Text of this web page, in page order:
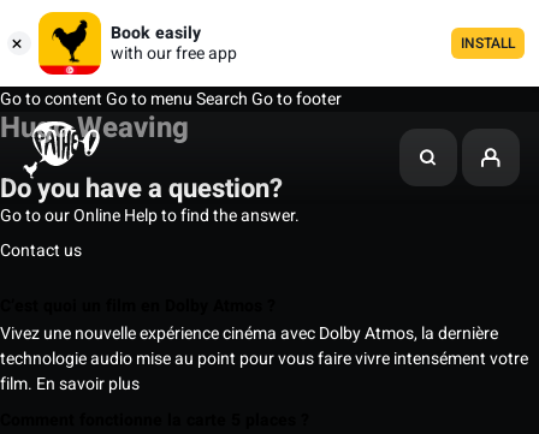
Book easily
with our free app
INSTALL
Go to contentGo to menuSearchGo to footer
Hugo Weaving
Do you have a question?
Go to our Online Help to find the answer.
Contact us
Vivez une nouvelle expérience cinéma avec Dolby Atmos, la dernière
technologie audio mise au point pour vous faire vivre intensément votre
film. En savoir plus